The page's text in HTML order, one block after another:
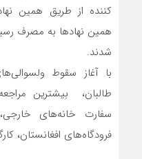
کننده از طریق همین
همین نهادها به مصرف
شدند.
با آغاز سقوط
طالبان، بیشترین
سفارت خانه‌های
فرودگاه‌های افغانستان،